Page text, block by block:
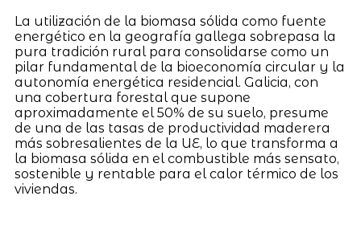
La utilización de la biomasa sólida como fuente
energético en la geografía gallega sobrepasa la
pura tradición rural para consolidarse como un
pilar fundamental de la bioeconomía circular y la
autonomía energética residencial. Galicia, con
una cobertura forestal que supone
aproximadamente el 50% de su suelo, presume
de una de las tasas de productividad maderera
más sobresalientes de la UE, lo que transforma a
la biomasa sólida en el combustible más sensato,
sostenible y rentable para el calor térmico de los
viviendas.